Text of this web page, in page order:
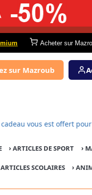
Acheter sur
sur Mazroub
Un cadeau vous est offert
›ARTICLES DE SPORT ›
ARTICLES SCOLAIRES ›